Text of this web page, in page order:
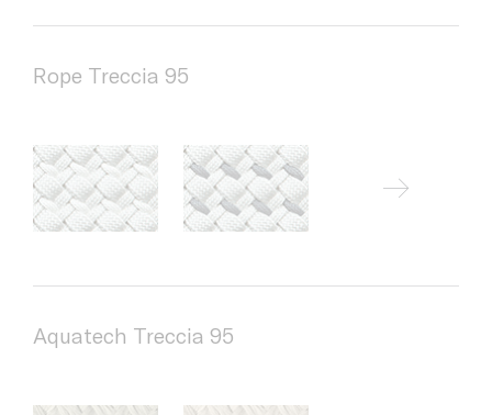
Rope Treccia 95
Aquatech Treccia 95